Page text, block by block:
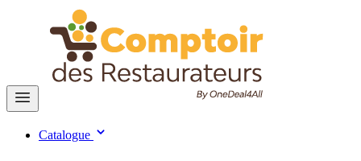
Catalogue